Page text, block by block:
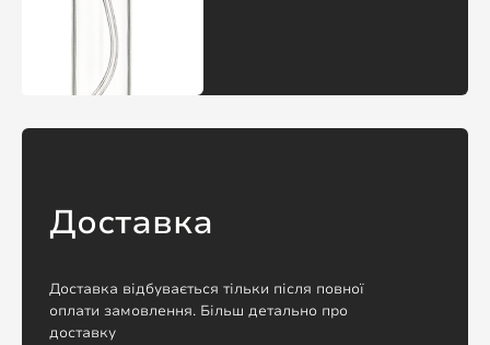
Доставка
Доставка відбувається тільки після повної
оплати замовлення. Більш детально про
доставку